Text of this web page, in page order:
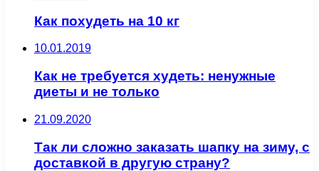
Как похудеть на 10 кг
10.01.2019
Как не требуется худеть: ненужные
диеты и не только
21.09.2020
Так ли сложно заказать шапку на зиму, с
доставкой в другую страну?